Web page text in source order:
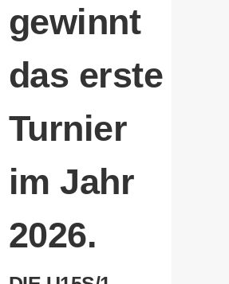
gewinnt
das erste
Turnier
im Jahr
2026.